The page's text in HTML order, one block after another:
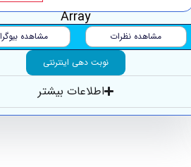
Array
مشاهده نظرات
مشاهده
نوبت دهی اینترنتی
اطلاعات بیشتر